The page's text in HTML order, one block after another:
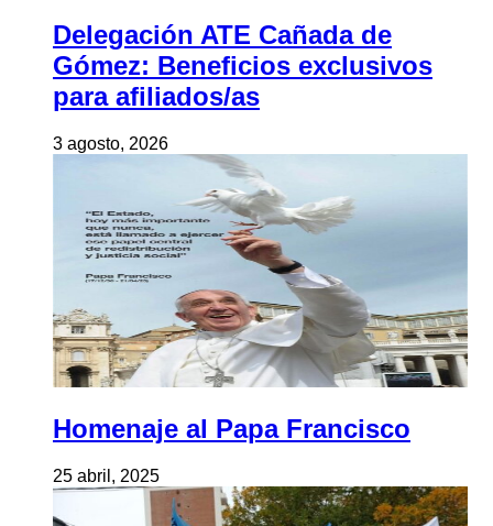
Delegación ATE Cañada de
Gómez: Beneficios exclusivos
para afiliados/as
3 agosto, 2026
Homenaje al Papa Francisco
25 abril, 2025